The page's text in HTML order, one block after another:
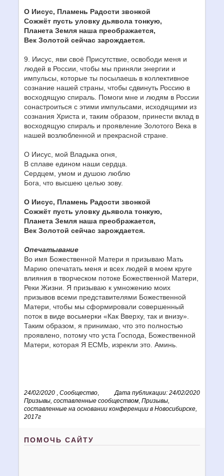
О Иисус, Пламень Радости звонкой
Сожжёт пусть уловку дьявола тонкую,
Планета Земля наша преображается,
Век Золотой сейчас зарождается.
9. Иисус, яви своё Присутствие, освободи меня и
людей в России, чтобы мы приняли энергии и
импульсы, которые ты посылаешь в коллективное
сознание нашей страны, чтобы сдвинуть Россию в
восходящую спираль. Помоги мне и людям в России
сонастроиться с этими импульсами, исходящими из
сознания Христа и, таким образом, принести вклад в
восходящую спираль и проявление Золотого Века в
нашей возлюбленной и прекрасной стране.
О Иисус, мой Владыка огня,
В сплаве едином наши сердца.
Сердцем, умом и душою люблю
Бога, что высшею целью зову.
О Иисус, Пламень Радости звонкой
Сожжёт пусть уловку дьявола тонкую,
Планета Земля наша преображается,
Век Золотой сейчас зарождается.
Опечатывание
Во имя Божественной Матери я призываю Мать
Марию опечатать меня и всех людей в моем круге
влияния в творческом потоке Божественной Матери,
Реки Жизни. Я призываю к умножению моих
призывов всеми представителями Божественной
Матери, чтобы мы сформировали совершенный
поток в виде восьмерки «Как Вверху, так и внизу».
Таким образом, я принимаю, что это полностью
проявлено, потому что уста Господа, Божественной
Матери, которая Я ЕСМЬ, изрекли это. Аминь.
24/02/2020 Дата публикации: 24/02/2020
,Сообщество
Призывы, составленные сообществом ,Призывы,
составленные на основании конференции в Новосибирске,
2017г
ПОМОЧЬ САЙТУ